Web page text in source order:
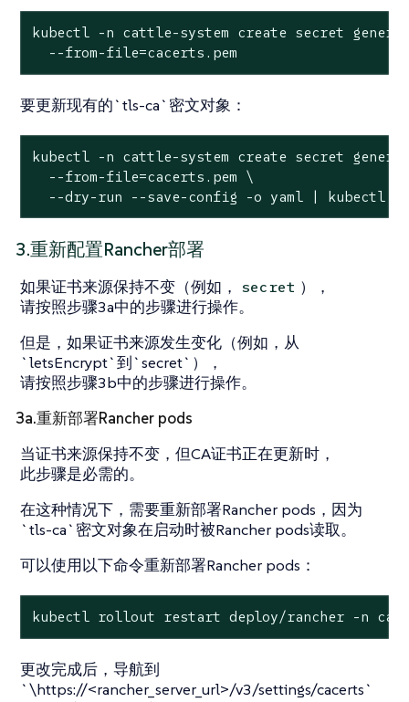
kubectl -n cattle-system create secret
  --from-file=cacerts.pem
要更新现有的`tls-ca`密文对象：
kubectl -n cattle-system create secret
  --from-file=cacerts.pem \
--dry-run --save-config -o yaml | kubectl
3.重新配置Rancher部署
如果证书来源保持不变（例如， secret ），
请按照步骤3a中的步骤进行操作。
但是，如果证书来源发生变化（例如，从
`letsEncrypt`到`secret`），
请按照步骤3b中的步骤进行操作。
3a.重新部署Rancher pods
当证书来源保持不变，但CA证书正在更新时，
此步骤是必需的。
在这种情况下，需要重新部署Rancher pods，因为
`tls-ca`密文对象在启动时被Rancher pods读取。
可以使用以下命令重新部署Rancher pods：
kubectl rollout restart deploy/rancher -n
更改完成后，导航到
`\https://<rancher_server_url>/v3/settings/cacerts`